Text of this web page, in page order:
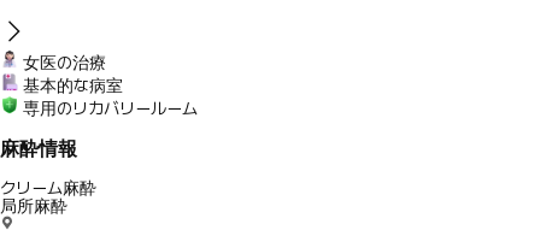
女医の治療
基本的な病室
専用のリカバリールーム
麻酔情報
クリーム麻酔
局所麻酔